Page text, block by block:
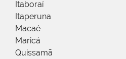
Itaboraí
Itaperuna
Macaé
Maricá
Quissamã